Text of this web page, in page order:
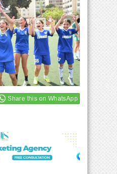
Share this on WhatsApp